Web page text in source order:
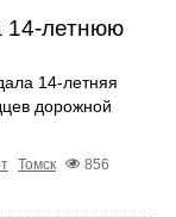
14-летнюю
14-летняя
дорожной
Томск
856